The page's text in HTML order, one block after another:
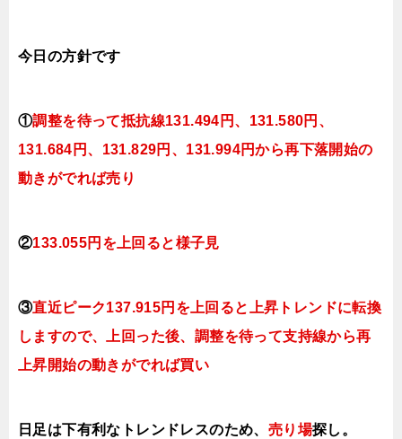
今日 の方針です
①調整を待って抵抗線131.494円、131.580円、
131.684円、131.829円、131.994円から再下落開始の
動きがでれば売り
②133.055円を上回ると様子見
③直近ピーク137.915円を上回ると上昇トレンドに転換
しますので、上回った後、調整を待って支持線から再
上昇開始の動きがでれば買い
日足は下有利なトレンドレスのため、 売り場探し。